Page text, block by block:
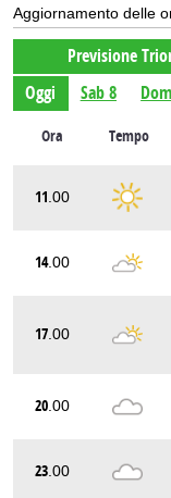
Aggiornamento delle
Previsione
Oggi
Sab 8
Ora Tempo
11 .00
14.00
17 .00
20 .00
23 .00